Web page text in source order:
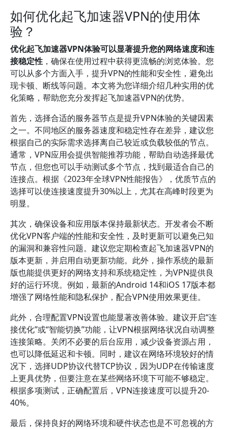
如何优化起飞加速器VPN的使用体
验？
优化起飞加速器VPN体验可以显著提升您的网络速度和连
接稳定性 ，确保在使用过程中获得更流畅的浏览体验。您
可以从多个方面入手，提升VPN的性能和安全性，避免出
现卡顿、断线等问题。本文将为您详细介绍几种实用的优
化策略，帮助您充分发挥起飞加速器VPN的优势。
首先，选择合适的服务器节点是提升VPN体验的关键因素
之一。不同地区的服务器速度和稳定性存在差异，建议您
根据自己的实际需求选择离自己较近或负载较低的节点。
通常，VPN应用会提供智能推荐功能，帮助自动选择最优
节点，但您也可以手动测试多个节点，找到最适合自己的
连接点。根据《2023年全球VPN性能报告》，优质节点的
选择可以使连接速度提升30%以上，尤其在高峰时段更为
明显。
其次，确保设备和应用版本保持最新状态。开发者会不断
优化VPN客户端的性能和安全性，及时更新可以避免已知
的漏洞和兼容性问题。建议您定期检查起飞加速器VPN的
版本更新，并启用自动更新功能。此外，操作系统的最新
版也能提供更好的网络支持和系统稳定性，为VPN提供良
好的运行环境。例如，最新的Android 14和iOS 17版本都
增强了网络性能和隐私保护，配合VPN使用效果更佳。
此外，合理配置VPN设置也能显著改善体验。建议开启“连
接优化”或“智能切换”功能，让VPN根据网络状况自动调整
连接策略。关闭不必要的后台应用，减少设备资源占用，
也可以降低延迟和卡顿。同时，建议在网络环境较好的情
况下，选择UDP协议代替TCP协议，因为UDP在传输速度
上更具优势，但要注意在某些网络环境下可能不够稳定。
根据多项测试，正确配置后，VPN连接速度可以提升20-
40%。
最后，保持良好的网络环境和硬件状态也是不可忽视的方